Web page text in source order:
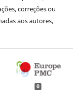
correções ou
aos autores,
0